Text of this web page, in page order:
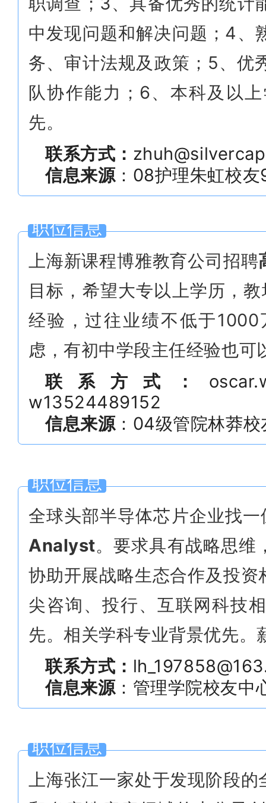
中发现问题和解决问题；4、
务、审计法规及政策；5、优
队协作能力；6、本科及以
先。
联系方式：
信息来源：08护理朱虹校友
职位信息
上海新课程博雅教育公司招聘
目标，希望大专以上学历，
经验，过往业绩不低于
虑，有初中学段主任经验也
联系方式：
w13524489152
信息来源： 04级管院林莽校
职位信息
全球头部半导体芯片企业找
Analyst。要求具有战略思维
协助开展战略生态合作及投
尖咨询、投行、互联网科技
先。相关学科专业背景优先。
联系方式：
信息来源：管理学院校友中
职位信息
上海张江一家处于发现阶段